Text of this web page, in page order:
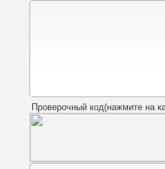
Проверочный код(нажмите на